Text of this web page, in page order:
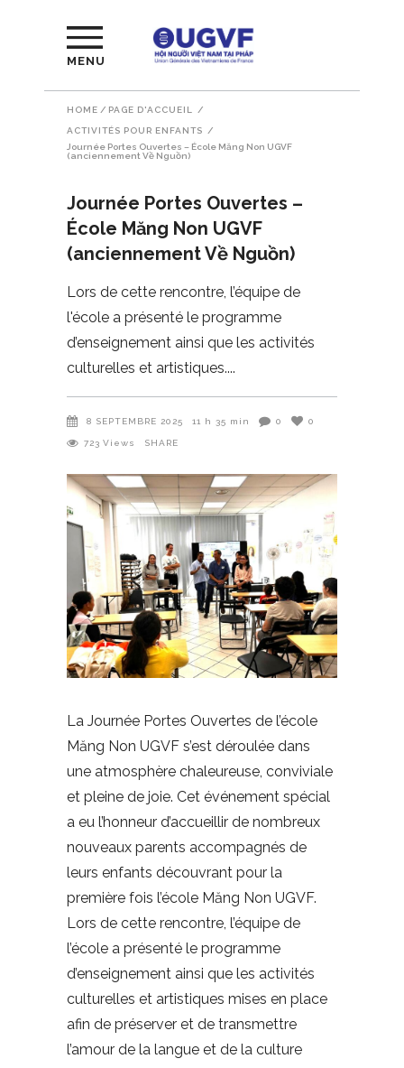
MENU
HOME / PAGE D'ACCUEIL /
ACTIVITÉS POUR ENFANTS
/
Journée Portes Ouvertes – École Măng Non UGVF
(anciennement Về Nguồn)
Journée Portes Ouvertes –
École Măng Non UGVF
(anciennement Về Nguồn)
Lors de cette rencontre, l’équipe de
l'école a présenté le programme
d’enseignement ainsi que les activités
culturelles et artistiques.
8 SEPTEMBRE 2025 11 h 35 min 0 0
723 Views SHARE
La Journée Portes Ouvertes de l’école
Măng Non UGVF s’est déroulée dans
une atmosphère chaleureuse, conviviale
et pleine de joie. Cet événement spécial
a eu l’honneur d’accueillir de nombreux
nouveaux parents accompagnés de
leurs enfants découvrant pour la
première fois l’école Măng Non UGVF.
Lors de cette rencontre, l’équipe de
l’école a présenté le programme
d’enseignement ainsi que les activités
culturelles et artistiques mises en place
afin de préserver et de transmettre
l’amour de la langue et de la culture